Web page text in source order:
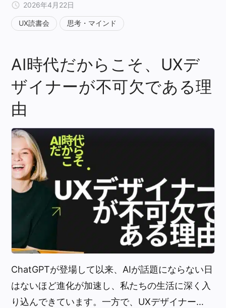
2026年4月22日
UX読書会 思考・マインド
AI時代だからこそ、UXデ
ザイナーが不可欠である理
由
ChatGPTが登場して以来、AIが話題にならない日
はないほど進化が加速し、私たちの生活に深く入
り込んできています。一方で、UXデザイナー…